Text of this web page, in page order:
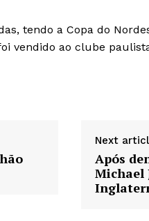
tendo a Copa do
vendido ao clube
Next
Após
Michael